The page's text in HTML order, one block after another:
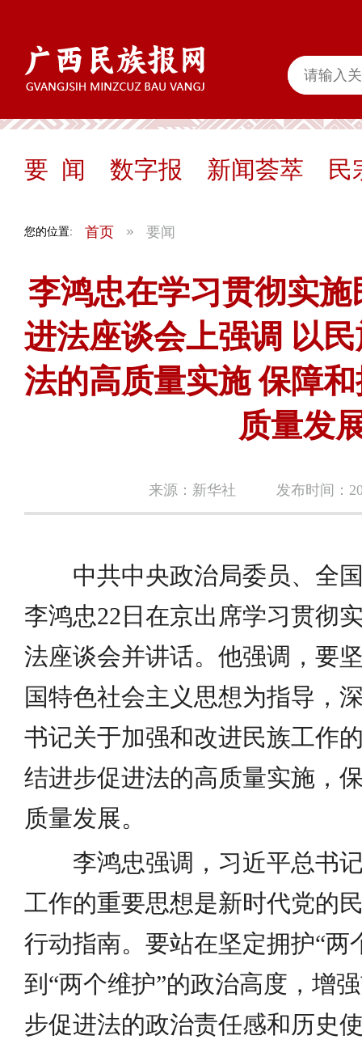
要 闻 数字报 新闻荟萃 民
您的位置: 首页 要闻
李鸿忠在学习贯彻实
进法座谈会上强调 以
法的高质量实施 保障
质量发
来源：新华社 发布时间：
中共中央政治局委员、全
李鸿忠22日在京出席学习贯彻
法座谈会并讲话。他强调，要
国特色社会主义思想为指导，
书记关于加强和改进民族工作
结进步促进法的高质量实施，
质量发展。
李鸿忠强调，习近平总书
工作的重要思想是新时代党的
行动指南。要站在坚定拥护“两
到“两个维护”的政治高度，增
步促进法的政治责任感和历史